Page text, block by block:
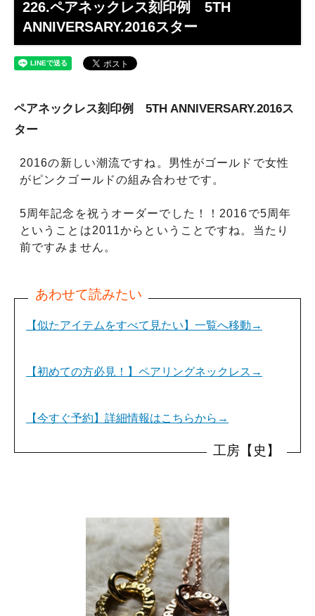
226.ペアネックレス刻印例 5TH
ANNIVERSARY.2016スター
ペアネックレス刻印例 5TH ANNIVERSARY.2016ス
ター
2016の新しい潮流ですね。男性がゴールドで女性
がピンクゴールドの組み合わせです。
5周年記念を祝うオーダーでした！！2016で5周年
ということは2011からということですね。当たり
前ですみません。
【似たアイテムをすべて見たい】一覧へ移動→
【初めての方必見！】ペアリングネックレス→
【今すぐ予約】詳細情報はこちらから→